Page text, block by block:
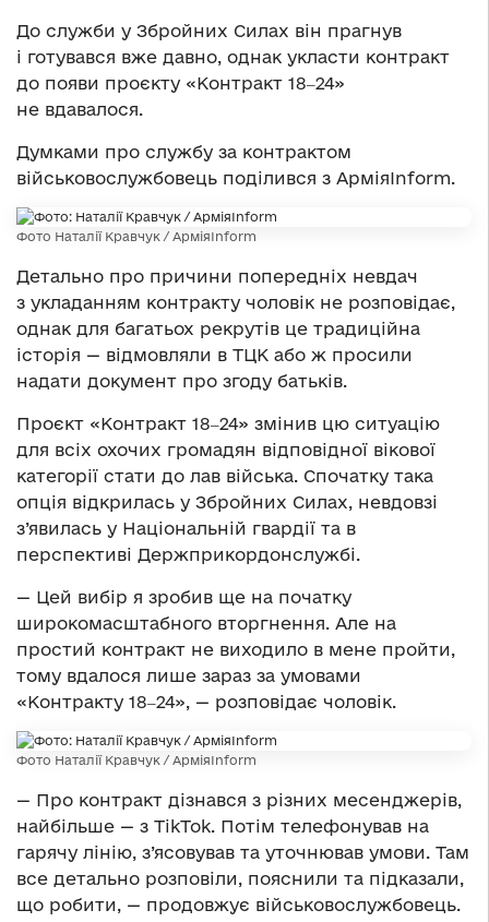
До служби у Збройних Силах він прагнув
і готувався вже давно, однак укласти контракт
до появи проєкту «Контракт 18‒24»
не вдавалося.
Думками про службу за контрактом
військовослужбовець поділився з АрміяInform.
Фото Наталії Кравчук / АрміяInform
Детально про причини попередніх невдач
з укладанням контракту чоловік не розповідає,
однак для багатьох рекрутів це традиційна
історія — відмовляли в ТЦК або ж просили
надати документ про згоду батьків.
Проєкт «Контракт 18‒24» змінив цю ситуацію
для всіх охочих громадян відповідної вікової
категорії стати до лав війська. Спочатку така
опція відкрилась у Збройних Силах, невдовзі
з’явилась у Національній гвардії та в
перспективі Держприкордонслужбі.
— Цей вибір я зробив ще на початку
широкомасштабного вторгнення. Але на
простий контракт не виходило в мене пройти,
тому вдалося лише зараз за умовами
«Контракту 18‒24», — розповідає чоловік.
Фото Наталії Кравчук / АрміяInform
— Про контракт дізнався з різних месенджерів,
найбільше — з TikTok. Потім телефонував на
гарячу лінію, з’ясовував та уточнював умови. Там
все детально розповіли, пояснили та підказали,
що робити, — продовжує військовослужбовець.